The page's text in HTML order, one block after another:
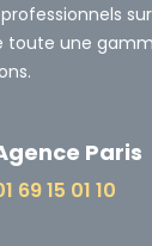
toute une
Paris
69 15 01 10